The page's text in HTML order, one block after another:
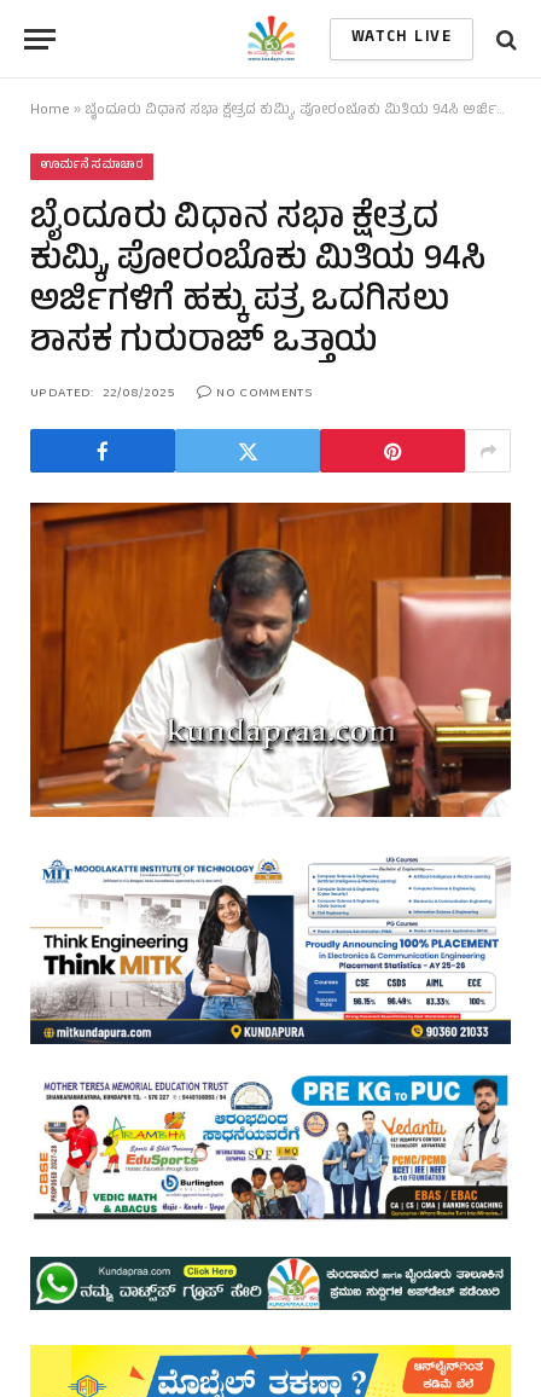
WATCH LIVE
Home » ಬೈಂದೂರು ವಿಧಾನ ಸಭಾ ಕ್ಷೇತ್ರದ ಕುಮ್ಕಿ, ಪೋರಂಬೊಕು ಮಿತಿಯ 94ಸಿ ಅರ್ಜಿಗಳಿಗೆ ಹಕ್ಕು ಪತ್ರ ಒದಗಿಸಲು ಶಾಸಕ ಗುರುರಾಜ್ ಒತ್ತಾಯ
ಊರ್ಮನೆ ಸಮಾಚಾರ
ಬೈಂದೂರು ವಿಧಾನ ಸಭಾ ಕ್ಷೇತ್ರದ
ಕುಮ್ಕಿ, ಪೋರಂಬೊಕು ಮಿತಿಯ 94ಸಿ
ಅರ್ಜಿಗಳಿಗೆ ಹಕ್ಕು ಪತ್ರ ಒದಗಿಸಲು
ಶಾಸಕ ಗುರುರಾಜ್ ಒತ್ತಾಯ
UPDATED: 22/08/2025 NO COMMENTS